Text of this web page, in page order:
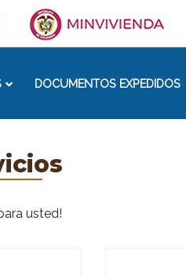
DOCUMENTOS EXPEDIDOS
usted!